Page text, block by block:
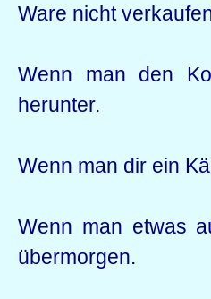
Ware nicht
Wenn man den
herunter.
Wenn man dir ein
Wenn man etwas
übermorgen.